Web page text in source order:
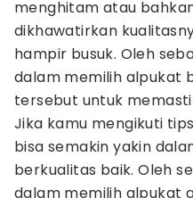
menghitam atau
dikhawatirkan
hampir busuk. Oleh
dalam memilih alpukat
tersebut untuk
Jika kamu mengikuti
bisa semakin yakin
berkualitas baik. Oleh
dalam memilih alpukat